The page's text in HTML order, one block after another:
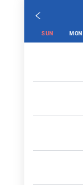
SUN MON